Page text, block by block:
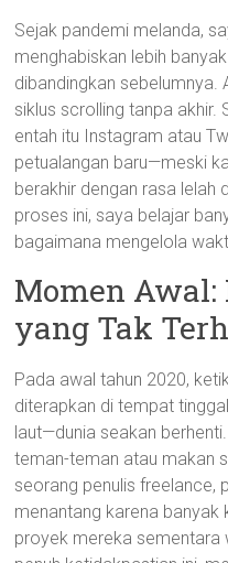
Sejak pandemi melanda,
menghabiskan lebih
dibandingkan sebelumnya.
siklus scrolling tanpa akhir.
entah itu Instagram atau
petualangan baru—meski
berakhir dengan rasa lelah
proses ini, saya belajar
bagaimana mengelola
Momen
yang Tak
Pada awal tahun 2020,
diterapkan di tempat
laut—dunia seakan
teman-teman atau makan
seorang penulis freelance,
menantang karena banyak
proyek mereka sementara